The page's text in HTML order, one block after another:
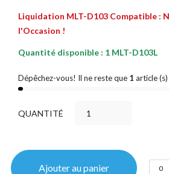
Liquidation MLT-D103 Compatible :
l'Occasion !
Quantité disponible : 1 MLT-D103L
Dépêchez-vous! Il ne reste que 1 article
QUANTITÉ
Ajouter au panier 0